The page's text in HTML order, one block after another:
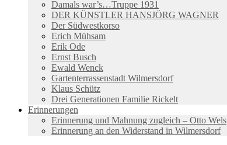
Damals war’s…Truppe 1931
DER KÜNSTLER HANSJÖRG WAGNER
Der Südwestkorso
Erich Mühsam
Erik Ode
Ernst Busch
Ewald Wenck
Gartenterrassenstadt Wilmersdorf
Klaus Schütz
Drei Generationen Familie Rickelt
Erinnerungen
Erinnerung und Mahnung zugleich – Otto Wels
Erinnerung an den Widerstand in Wilmersdorf